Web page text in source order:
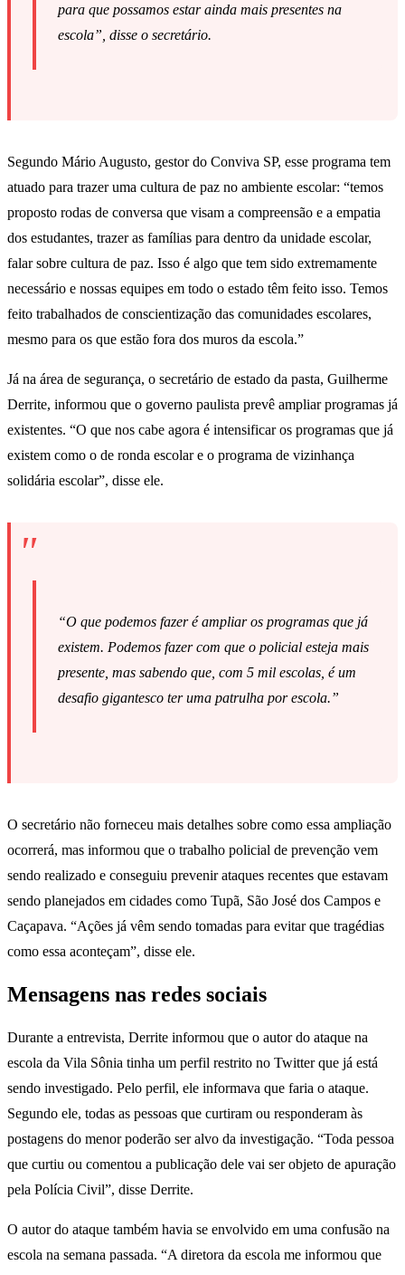
para que possamos estar ainda mais presentes na
escola”, disse o secretário.
Segundo Mário Augusto, gestor do Conviva SP, esse programa tem
atuado para trazer uma cultura de paz no ambiente escolar: “temos
proposto rodas de conversa que visam a compreensão e a empatia
dos estudantes, trazer as famílias para dentro da unidade escolar,
falar sobre cultura de paz. Isso é algo que tem sido extremamente
necessário e nossas equipes em todo o estado têm feito isso. Temos
feito trabalhados de conscientização das comunidades escolares,
mesmo para os que estão fora dos muros da escola.”
Já na área de segurança, o secretário de estado da pasta, Guilherme
Derrite, informou que o governo paulista prevê ampliar programas já
existentes. “O que nos cabe agora é intensificar os programas que já
existem como o de ronda escolar e o programa de vizinhança
solidária escolar”, disse ele.
“O que podemos fazer é ampliar os programas que já
existem. Podemos fazer com que o policial esteja mais
presente, mas sabendo que, com 5 mil escolas, é um
desafio gigantesco ter uma patrulha por escola.”
O secretário não forneceu mais detalhes sobre como essa ampliação
ocorrerá, mas informou que o trabalho policial de prevenção vem
sendo realizado e conseguiu prevenir ataques recentes que estavam
sendo planejados em cidades como Tupã, São José dos Campos e
Caçapava. “Ações já vêm sendo tomadas para evitar que tragédias
como essa aconteçam”, disse ele.
Mensagens nas redes sociais
Durante a entrevista, Derrite informou que o autor do ataque na
escola da Vila Sônia tinha um perfil restrito no Twitter que já está
sendo investigado. Pelo perfil, ele informava que faria o ataque.
Segundo ele, todas as pessoas que curtiram ou responderam às
postagens do menor poderão ser alvo da investigação. “Toda pessoa
que curtiu ou comentou a publicação dele vai ser objeto de apuração
pela Polícia Civil”, disse Derrite.
O autor do ataque também havia se envolvido em uma confusão na
escola na semana passada. “A diretora da escola me informou que